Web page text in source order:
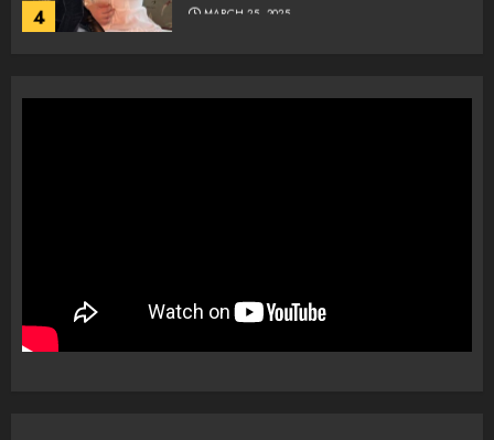
4 MARCH 25, 2025
1
“bosen” Joana Nano për
abuzim me fondet publike dhe
pasuri të pajustifikuar